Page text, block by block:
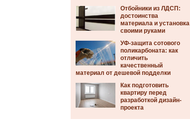
Отбойники из ЛДСП:
достоинства
материала и установка
своими руками
УФ-защита сотового
поликарбоната: как
отличить
качественный
материал от дешевой подделки
Как подготовить
квартиру перед
разработкой дизайн-
проекта